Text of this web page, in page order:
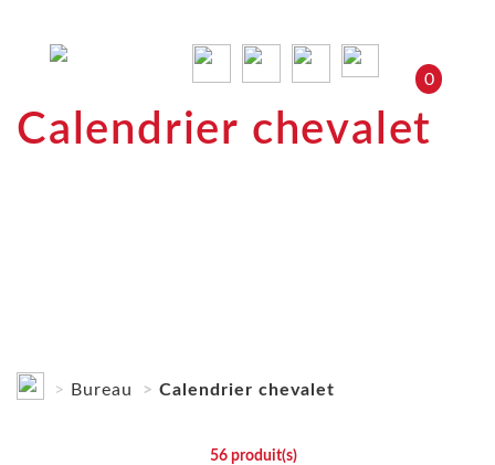
0
Calendrier chevalet
Bureau Calendrier chevalet
56produit(s)